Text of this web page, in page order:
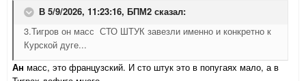
В 5/9/2026, 11:23:16, БПМ2 сказал:
3.Тигров он масс СТО ШТУК завезли именно и конкретно к
Курской дуге...
Ан масс, это французский. И сто штук это в попугаях мало, а в